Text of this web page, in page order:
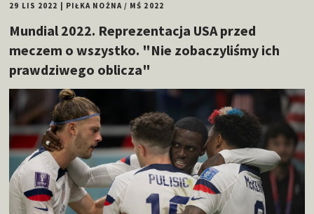
29 LIS 2022 PIŁKA NOŻNA/ MŚ 2022
Mundial 2022. Reprezentacja USA przed
meczem o wszystko. "Nie zobaczyliśmy ich
prawdziwego oblicza"